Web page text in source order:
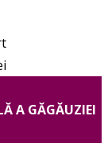
A GĂGĂUZIEI